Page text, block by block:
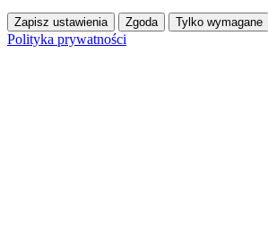
Zapisz ustawienia Zgoda Tylko wymagane
Polityka prywatności